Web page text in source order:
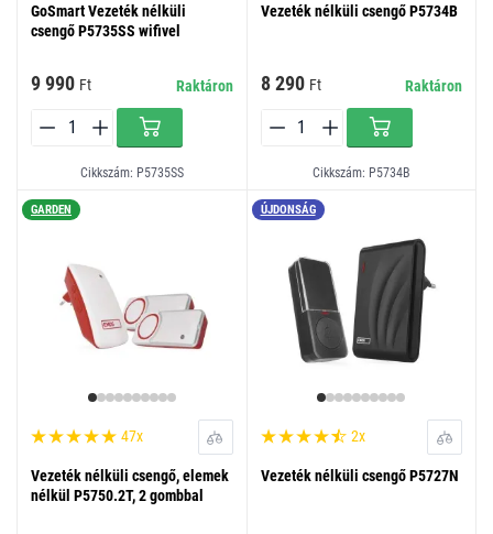
GoSmart Vezeték nélküli
csengő P5735SS wifivel
9 990 Ft Raktáron
Cikkszám: P5735SS
Vezeték nélküli csengő P5734B
8 290 Ft Raktáron
Cikkszám: P5734B
GARDEN
47x
Vezeték nélküli csengő, elemek
nélkül P5750.2T, 2 gombbal
ÚJDONSÁG
2x
Vezeték nélküli csengő P5727N